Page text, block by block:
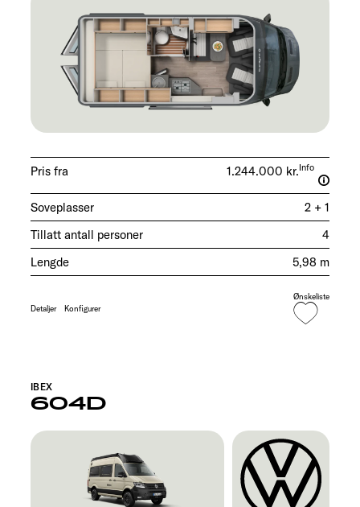
Pris fra 1.244.000 kr.Info
Soveplasser
2 + 1
Tillatt antall personer
4
Lengde
5,98 m
Detaljer Konfigurer
Ønskeliste
604D
IBEX